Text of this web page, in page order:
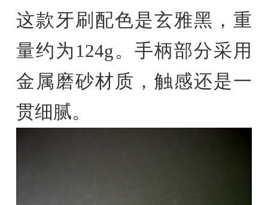
这款牙刷配色是玄雅黑，重
量约为124g。手柄部分采用
金属磨砂材质，触感还是一
贯细腻。